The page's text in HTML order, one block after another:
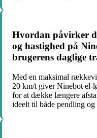
Hvordan påvirker
og hastighed på
brugerens daglige
Med en maksimal
20 km/t giver Ninebot el-
for at dække længere
ideelt til både pendling